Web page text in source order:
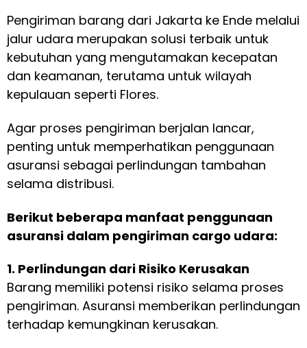
Pengiriman barang dari Jakarta ke Ende melalui
jalur udara merupakan solusi terbaik untuk
kebutuhan yang mengutamakan kecepatan
dan keamanan, terutama untuk wilayah
kepulauan seperti Flores.
Agar proses pengiriman berjalan lancar,
penting untuk memperhatikan penggunaan
asuransi sebagai perlindungan tambahan
selama distribusi.
Berikut beberapa manfaat penggunaan
asuransi dalam pengiriman cargo udara:
1. Perlindungan dari Risiko Kerusakan
Barang memiliki potensi risiko selama proses
pengiriman. Asuransi memberikan perlindungan
terhadap kemungkinan kerusakan.